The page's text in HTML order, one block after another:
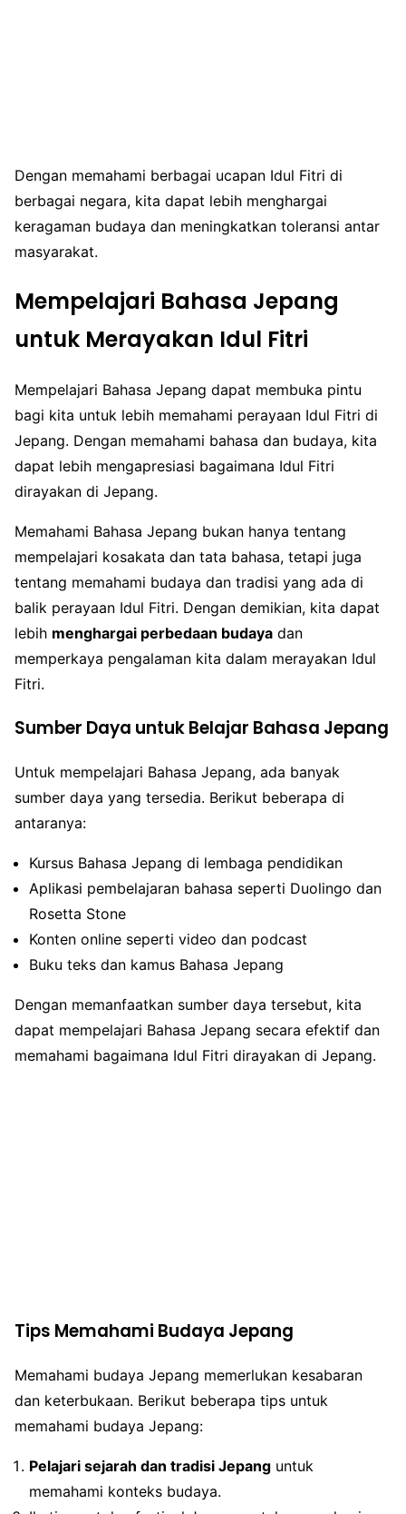
Dengan memahami berbagai ucapan Idul Fitri di
berbagai negara, kita dapat lebih menghargai
keragaman budaya dan meningkatkan toleransi antar
masyarakat.
Mempelajari Bahasa Jepang
untuk Merayakan Idul Fitri
Mempelajari Bahasa Jepang dapat membuka pintu
bagi kita untuk lebih memahami perayaan Idul Fitri di
Jepang. Dengan memahami bahasa dan budaya, kita
dapat lebih mengapresiasi bagaimana Idul Fitri
dirayakan di Jepang.
Memahami Bahasa Jepang bukan hanya tentang
mempelajari kosakata dan tata bahasa, tetapi juga
tentang memahami budaya dan tradisi yang ada di
balik perayaan Idul Fitri. Dengan demikian, kita dapat
lebih menghargai perbedaan budaya dan
memperkaya pengalaman kita dalam merayakan Idul
Fitri.
Sumber Daya untuk Belajar Bahasa Jepang
Untuk mempelajari Bahasa Jepang, ada banyak
sumber daya yang tersedia. Berikut beberapa di
antaranya:
Kursus Bahasa Jepang di lembaga pendidikan
Aplikasi pembelajaran bahasa seperti Duolingo dan
Rosetta Stone
Konten online seperti video dan podcast
Buku teks dan kamus Bahasa Jepang
Dengan memanfaatkan sumber daya tersebut, kita
dapat mempelajari Bahasa Jepang secara efektif dan
memahami bagaimana Idul Fitri dirayakan di Jepang.
Tips Memahami Budaya Jepang
Memahami budaya Jepang memerlukan kesabaran
dan keterbukaan. Berikut beberapa tips untuk
memahami budaya Jepang:
Pelajari sejarah dan tradisi Jepang untuk
memahami konteks budaya.